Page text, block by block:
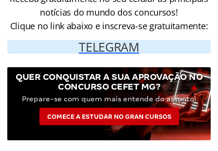
notícias do mundo dos concursos!
Clique no link abaixo e inscreva-se gratuitamente:
TELEGRAM
QUER CONQUISTAR A SUA APROVAÇÃO NO
CONCURSO CEFET MG?
Prepare-se com quem mais entende do assunto!
COMECE A ESTUDAR NO GRAN CURSOS